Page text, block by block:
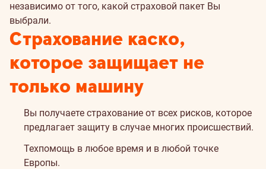
независимо от того, какой страховой пакет Вы
выбрали.
Страхование каско,
которое защищает не
только машину
Вы получаете страхование от всех рисков, которое
предлагает защиту в случае многих происшествий.
Техпомощь в любое время и в любой точке
Европы.